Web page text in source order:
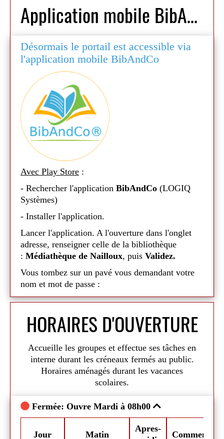
Application mobile BibAndCo
Désormais le portail est accessible via
l'application mobile BibAndCo
Avec Play Store :
- Rechercher l'application BibAndCo (LOGIQ
Systèmes)
- Installer l'application.
Lancer l'application. A l'ouverture dans l'onglet
adresse, renseigner celle de la bibliothèque
: Médiathèque de Nailloux, puis Validez.
Vous tombez sur un pavé vous demandant votre
nom et mot de passe :
- dans nom :renseigner votre identifiant
- dans mot de passe : votre mot de passe(votre
identifiant et mot de passe sont fournis par la
Validez.
Vous êtes maintenant sur le portail de la
médiathèque ! Vous pouvez consulter le catalogue
en ligne, faire des réservations, des suggestions
d'achats, nous faire part de vos coups de coeur,
consulter les animations ...
HORAIRES D'OUVERTURE
Accueille les groupes et effectue ses tâches en
interne durant les créneaux fermés au public.
Horaires aménagés durant les vacances
scolaires.
Fermée: Ouvre Mardi à 08h00
Jour Matin
Apres-